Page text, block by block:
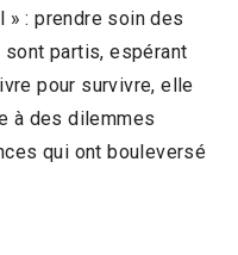
» : prendre soin des
partis, espérant
pour survivre, elle
à des dilemmes
qui ont bouleversé